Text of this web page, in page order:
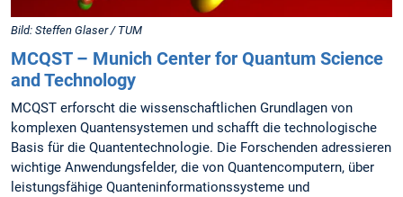
Bild: Steffen Glaser / TUM
MCQST – Munich Center for Quantum Science
and Technology
MCQST erforscht die wissenschaftlichen Grundlagen von
komplexen Quantensystemen und schafft die technologische
Basis für die Quantentechnologie. Die Forschenden adressieren
wichtige Anwendungsfelder, die von Quantencomputern, über
leistungsfähige Quanteninformationssysteme und